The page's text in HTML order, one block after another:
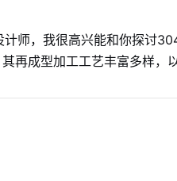
师，我很高兴能和你探讨
再成型加工工艺丰富多样，